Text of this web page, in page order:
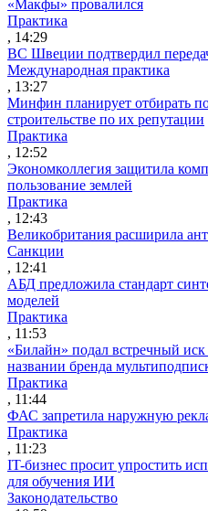
«Макфы» провалился
Практика
, 14:29
ВС Швеции подтвердил
Международная практика
, 13:27
Минфин планирует отбирать
строительстве по их репутации
Практика
, 12:52
Экономколлегия защитила
пользование землей
Практика
, 12:43
Великобритания расширила
Санкции
, 12:41
АБД предложила стандарт
моделей
Практика
, 11:53
«Билайн» подал встречный
названии бренда
Практика
, 11:44
ФАС запретила наружную
Практика
, 11:23
IT-бизнес просит упростить
для обучения ИИ
Законодательство